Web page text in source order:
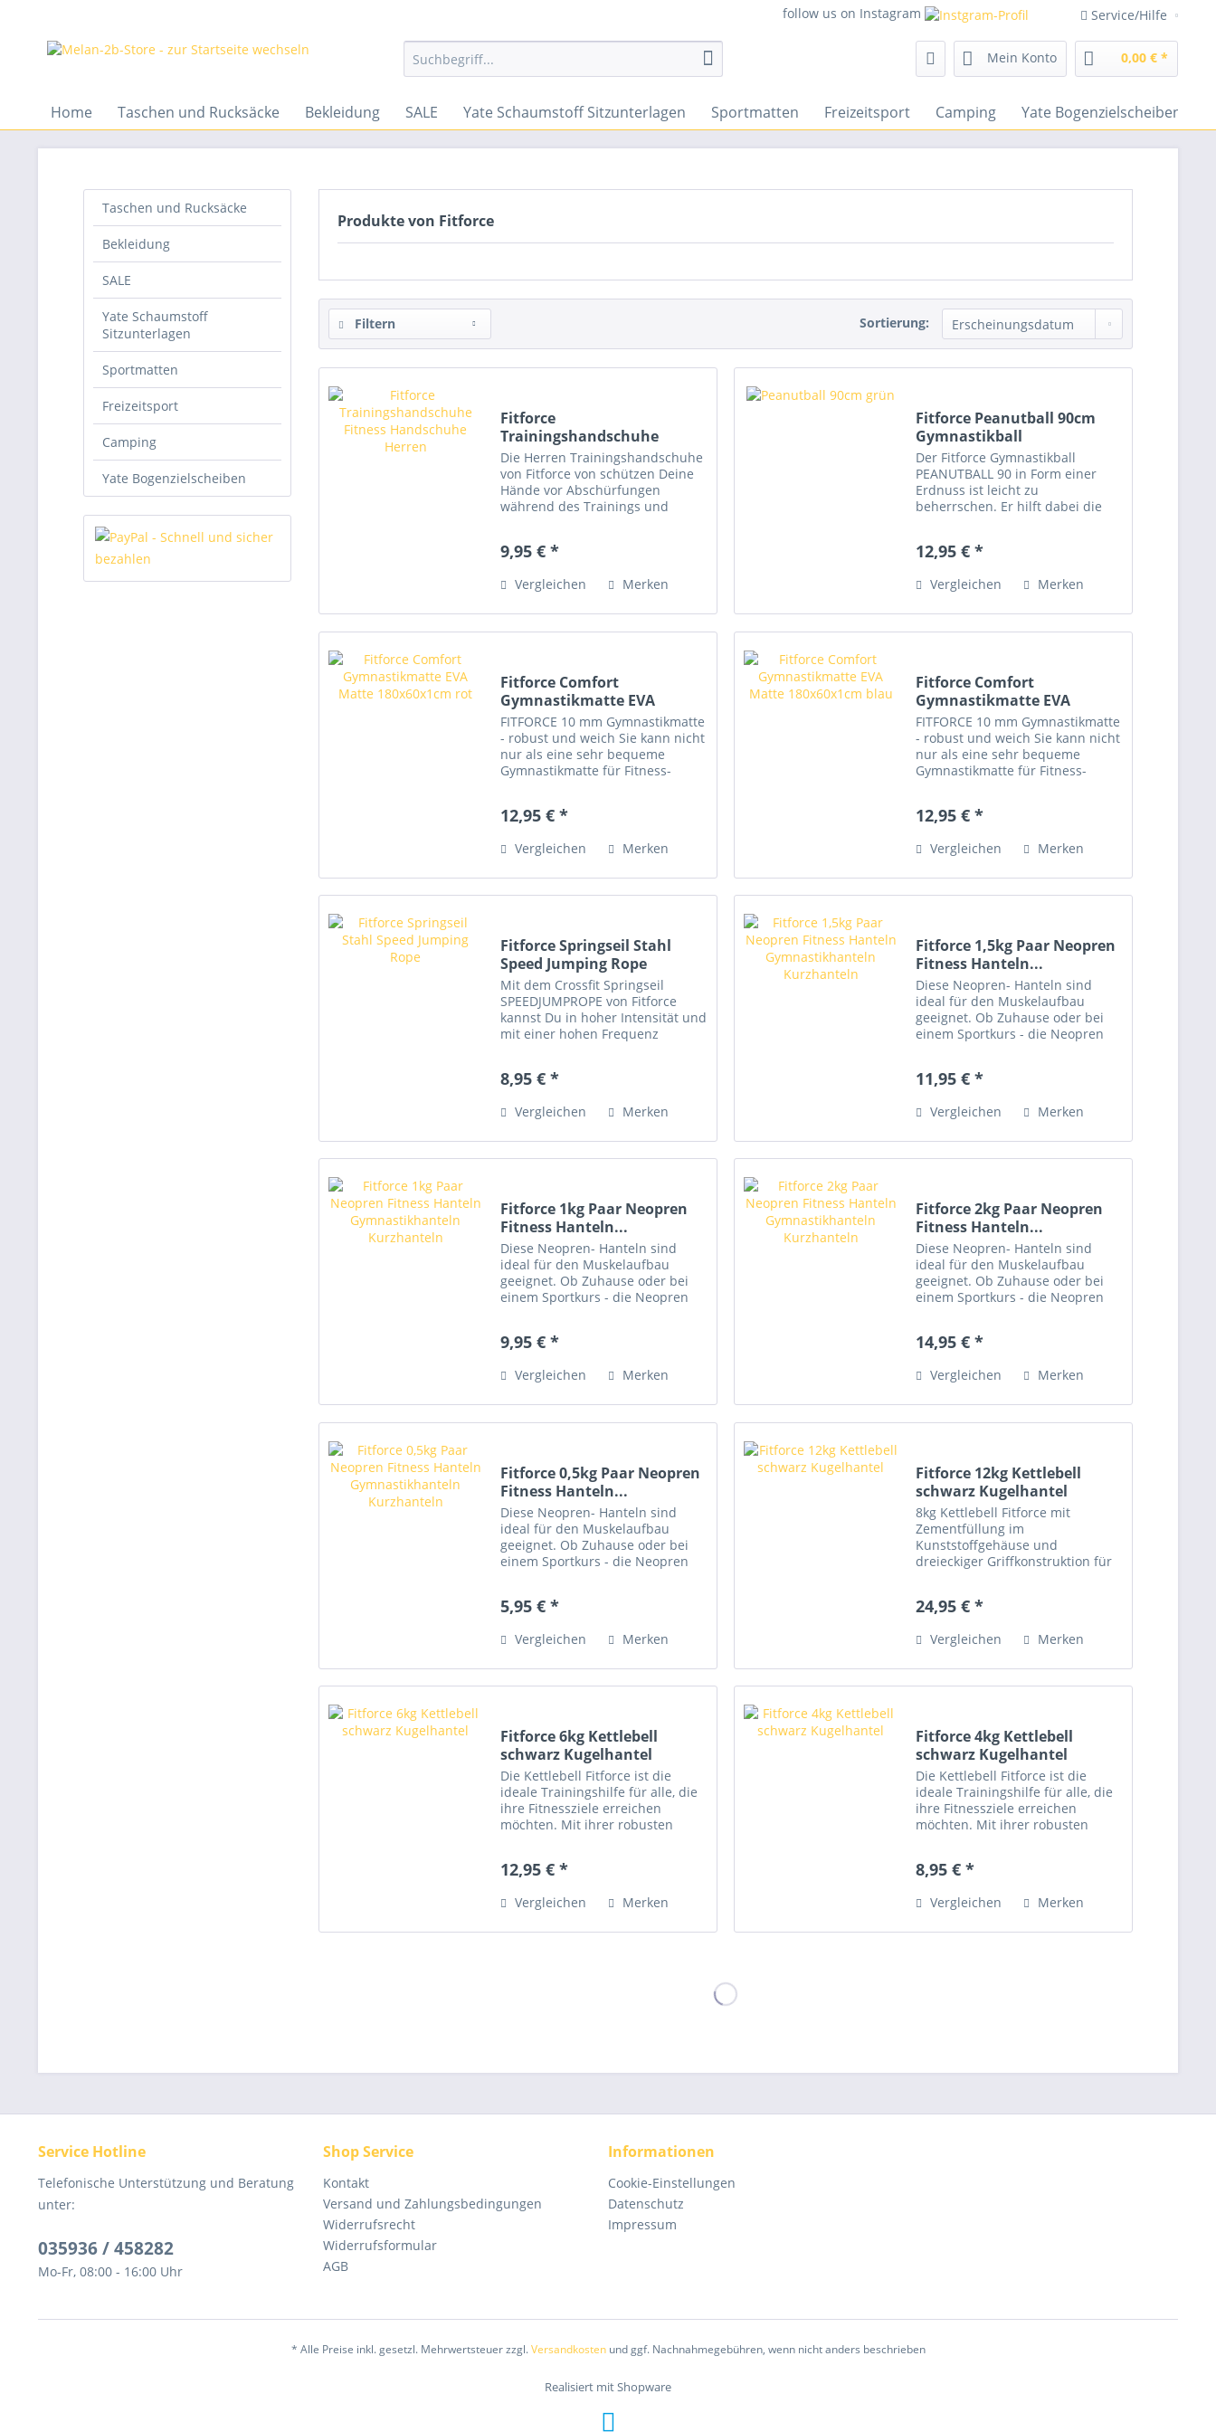
Service/Hilfe
follow us on Instagram
Mein Konto 0,00 € *
Home Taschen und Rucksäcke Bekleidung SALE Yate Schaumstoff Sitzunterlagen Sportmatten Freizeitsport Camping Yate Bogenzielscheiben
Taschen und Rucksäcke
Bekleidung
SALE
Yate Schaumstoff
Sitzunterlagen
Sportmatten
Freizeitsport
Camping
Yate Bogenzielscheiben
Produkte von Fitforce
Filtern Sortierung:
Fitforce
Trainingshandschuhe
Fitness Handschuhe...
Die Herren Trainingshandschuhe
von Fitforce von schützen Deine
Hände vor Abschürfungen
während des Trainings und
reduziert die Bildung von Blasen
Polster...
9,95 € *
Vergleichen Merken
Fitforce Peanutball 90cm
Gymnastikball
Der Fitforce Gymnastikball
PEANUTBALL 90 in Form einer
Erdnuss ist leicht zu
beherrschen. Er hilft dabei die
geeignet wie für die Reha nach
12,95 € *
Vergleichen Merken
Fitforce Comfort
Gymnastikmatte EVA
Matte...
FITFORCE 10 mm Gymnastikmatte
- robust und weich Sie kann nicht
nur als eine sehr bequeme
Gymnastikmatte für Fitness-
Zweck perfekt beim Zelten,
Strand....
12,95 € *
Vergleichen Merken
Fitforce Comfort
Gymnastikmatte EVA
Matte...
FITFORCE 10 mm Gymnastikmatte
- robust und weich Sie kann nicht
nur als eine sehr bequeme
Gymnastikmatte für Fitness-
Zweck perfekt beim Zelten,
Strand....
12,95 € *
Vergleichen Merken
Fitforce Springseil Stahl
Speed Jumping Rope
Mit dem Crossfit Springseil
SPEEDJUMPROPE von Fitforce
kannst Du in hoher Intensität und
mit einer hohen Frequenz
robuste Seil von Profis und
8,95 € *
Vergleichen Merken
Fitforce 1,5kg Paar Neopren
Fitness Hanteln...
Diese Neopren- Hanteln sind
ideal für den Muskelaufbau
geeignet. Ob Zuhause oder bei
einem Sportkurs - die Neopren
jede Sporttasche. Man trainiert
Gewichtsstufen...
11,95 € *
Vergleichen Merken
Fitforce 1kg Paar Neopren
Fitness Hanteln...
Diese Neopren- Hanteln sind
ideal für den Muskelaufbau
geeignet. Ob Zuhause oder bei
einem Sportkurs - die Neopren
jede Sporttasche. Man trainiert
Gewichtsstufen...
9,95 € *
Vergleichen Merken
Fitforce 2kg Paar Neopren
Fitness Hanteln...
Diese Neopren- Hanteln sind
ideal für den Muskelaufbau
geeignet. Ob Zuhause oder bei
einem Sportkurs - die Neopren
jede Sporttasche. Man trainiert
Gewichtsstufen...
14,95 € *
Vergleichen Merken
Fitforce 0,5kg Paar Neopren
Fitness Hanteln...
Diese Neopren- Hanteln sind
ideal für den Muskelaufbau
geeignet. Ob Zuhause oder bei
einem Sportkurs - die Neopren
jede Sporttasche. Man trainiert
Gewichtsstufen...
5,95 € *
Vergleichen Merken
Fitforce 12kg Kettlebell
schwarz Kugelhantel
8kg Kettlebell Fitforce mit
Zementfüllung im
Kunststoffgehäuse und
dreieckiger Griffkonstruktion für
ermöglicht die Kettlebell das
mit einer Vielzahl von...
24,95 € *
Vergleichen Merken
Fitforce 6kg Kettlebell
schwarz Kugelhantel
Die Kettlebell Fitforce ist die
ideale Trainingshilfe für alle, die
ihre Fitnessziele erreichen
möchten. Mit ihrer robusten
perfekt für vielseitige Workouts,
12,95 € *
Vergleichen Merken
Fitforce 4kg Kettlebell
schwarz Kugelhantel
Die Kettlebell Fitforce ist die
ideale Trainingshilfe für alle, die
ihre Fitnessziele erreichen
möchten. Mit ihrer robusten
perfekt für vielseitige Workouts,
8,95 € *
Vergleichen Merken
Service Hotline
Telefonische Unterstützung und Beratung
unter:
035936 / 458282
Mo-Fr, 08:00 - 16:00 Uhr
Shop Service
Kontakt
Versand und Zahlungsbedingungen
Widerrufsrecht
Widerrufsformular
AGB
Informationen
Cookie-Einstellungen
Datenschutz
Impressum
* Alle Preise inkl. gesetzl. Mehrwertsteuer zzgl.Versandkostenund ggf. Nachnahmegebühren, wenn nicht anders beschrieben
Realisiert mit Shopware